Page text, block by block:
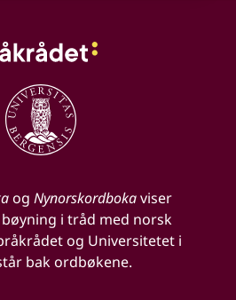
og Nynorskordbokaviser
i tråd med norsk
og Universitetet i
bak ordbøkene.